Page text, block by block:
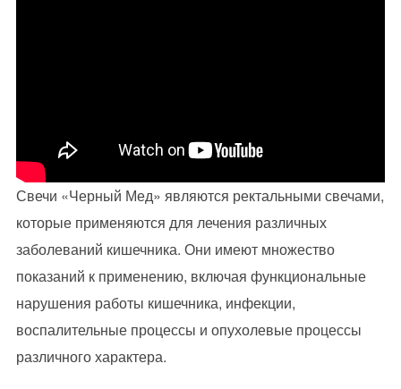
Свечи «Черный Мед» являются ректальными свечами,
которые применяются для лечения различных
заболеваний кишечника. Они имеют множество
показаний к применению, включая функциональные
нарушения работы кишечника, инфекции,
воспалительные процессы и опухолевые процессы
различного характера.